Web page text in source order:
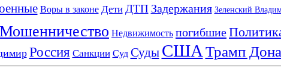
Воры в законе Дети ДТП Задержания Зеленский
Мошенничество Недвижимость погибшие
Россия Санкции Суд Суды США Трамп